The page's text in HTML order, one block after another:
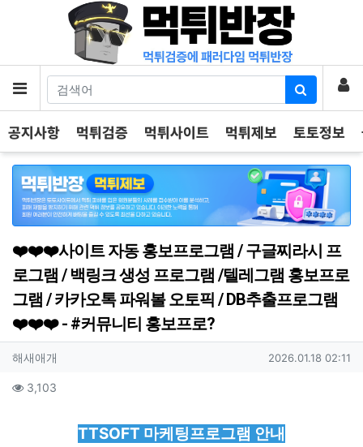
메뉴 로
공지사항 먹튀검증 먹튀사이트 먹튀제보 토토정보
❤️❤️❤️사이트 자동 홍보프로그램 / 구글찌라시 프
로그램 / 백링크 생성 프로그램 /텔레그램 홍보프로
그램 / 카카오톡 파워볼 오토픽 / DB추출프로그램
❤️❤️❤️ - #커뮤니티 홍보프로?
작성자 정보
해새애개 작성일
2026.01.18 02:11
컨텐츠 정보
3,103
TTSOFT 마케팅프로그램 안내